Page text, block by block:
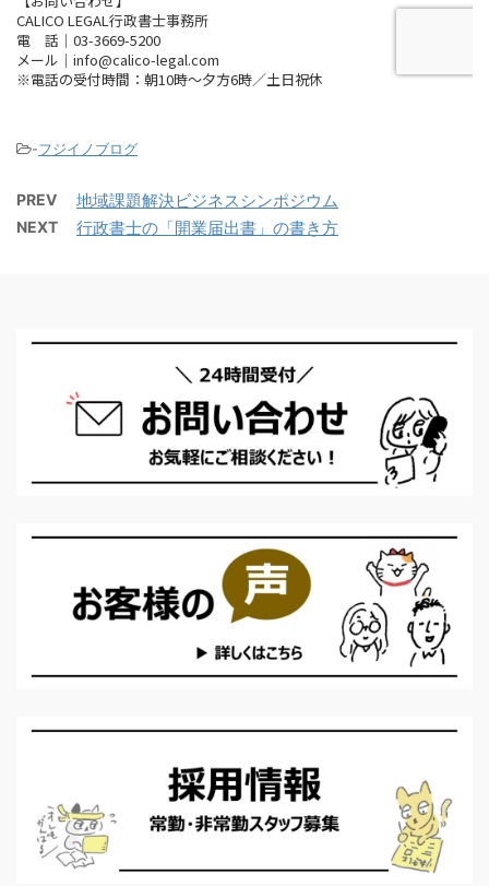
-フジイノブログ
PREV 地域課題解決ビジネスシンポジウム
NEXT 行政書士の「開業届出書」の書き方